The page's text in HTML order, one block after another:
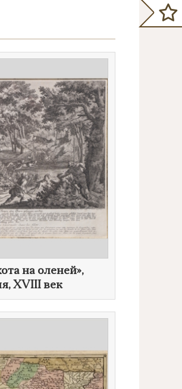
на оленей»,
XVIII век